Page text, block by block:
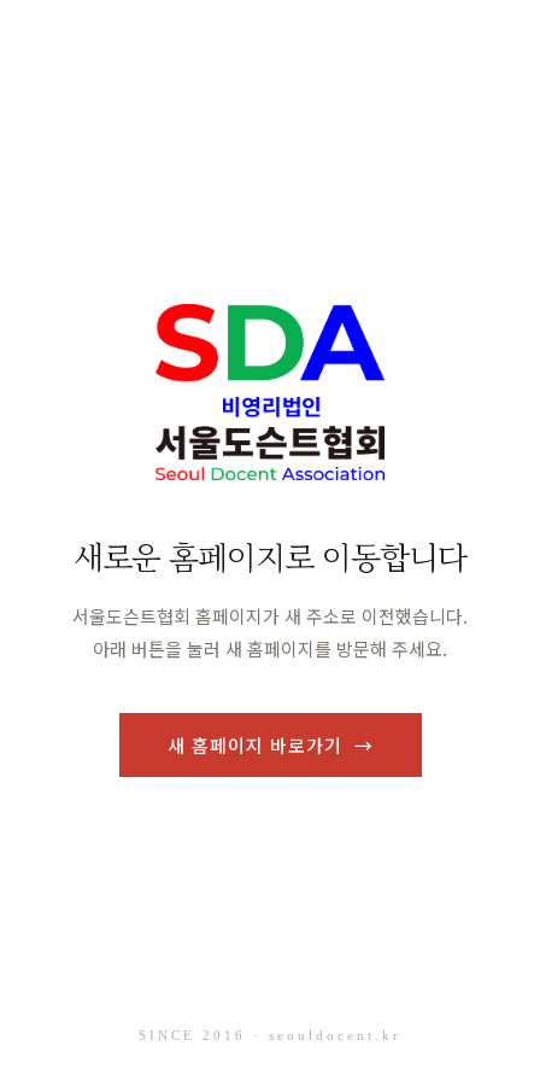
새로운 홈페이지로 이동합니다
서울도슨트협회 홈페이지가 새 주소로 이전했습니다.
아래 버튼을 눌러 새 홈페이지를 방문해 주세요.
새 홈페이지 바로가기 →
SINCE 2016 · seouldocent.kr